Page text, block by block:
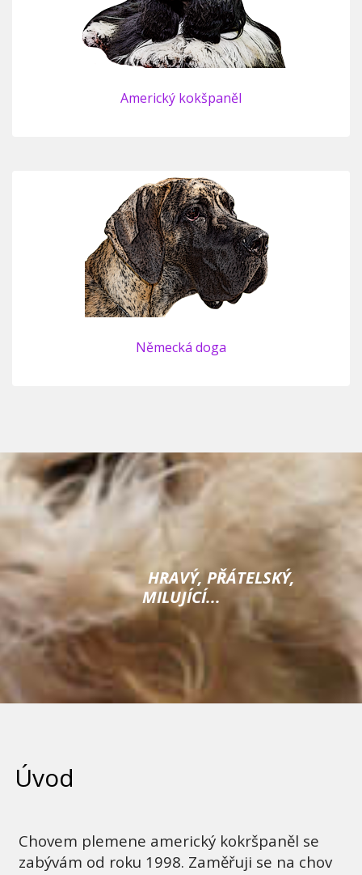
Americký kokšpaněl
Německá doga
HRAVÝ, PŘÁTELSKÝ,
MILUJÍCÍ...
Úvod
Chovem plemene americký kokršpaněl se
zabývám od roku 1998. Zaměřuji se na chov